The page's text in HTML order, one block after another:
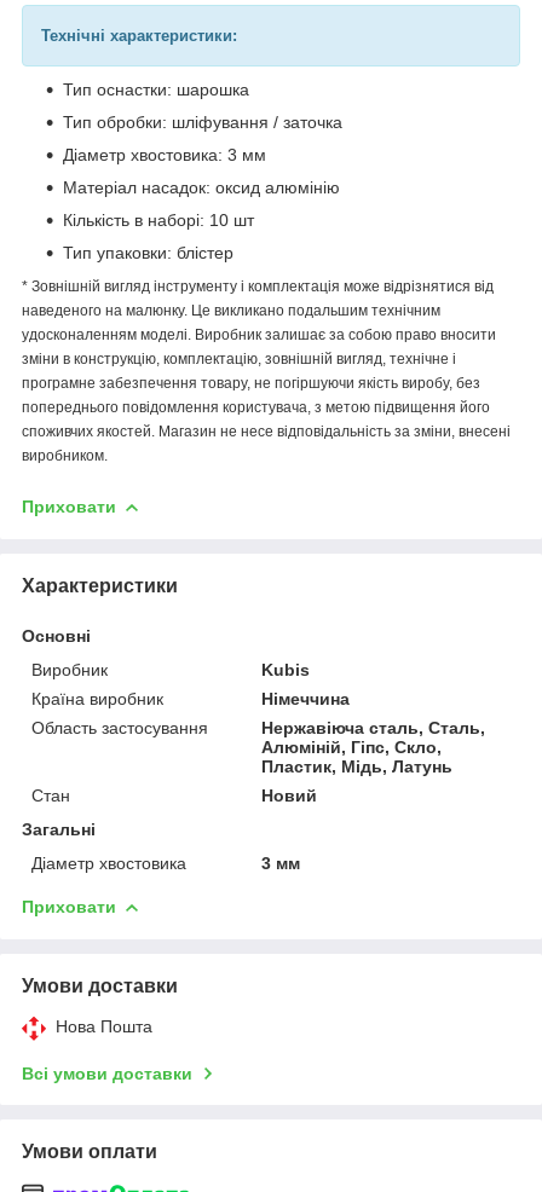
Технічні характеристики:
Тип оснастки: шарошка
Тип обробки: шліфування / заточка
Діаметр хвостовика: 3 мм
Матеріал насадок: оксид алюмінію
Кількість в наборі: 10 шт
Тип упаковки: блістер
* Зовнішній вигляд інструменту і комплектація може відрізнятися від
наведеного на малюнку. Це викликано подальшим технічним
удосконаленням моделі. Виробник залишає за собою право вносити
зміни в конструкцію, комплектацію, зовнішній вигляд, технічне і
програмне забезпечення товару, не погіршуючи якість виробу, без
попереднього повідомлення користувача, з метою підвищення його
споживчих якостей. Магазин не несе відповідальність за зміни, внесені
виробником.
Приховати
Характеристики
Основні
Виробник
Kubis
Країна виробник
Німеччина
Область застосування
Нержавіюча сталь, Сталь,
Алюміній, Гіпс, Скло,
Пластик, Мідь, Латунь
Стан
Новий
Загальні
Діаметр хвостовика
3 мм
Приховати
Умови доставки
Нова Пошта
Всі умови доставки
Умови оплати